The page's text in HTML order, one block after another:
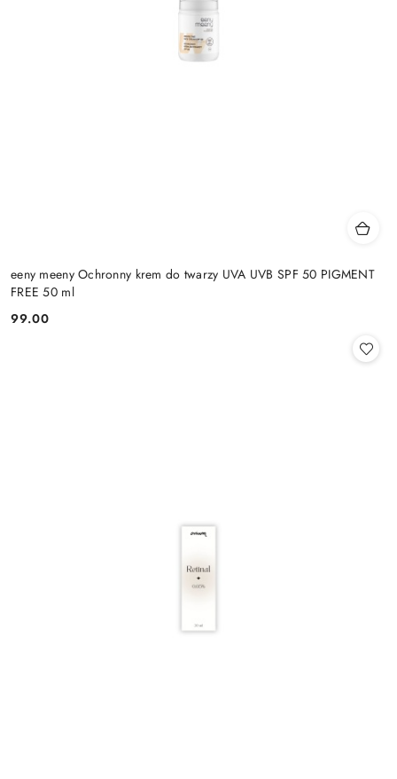
eeny meeny Ochronny krem do twarzy UVA UVB SPF 50 PIGMENT
FREE 50 ml
Cena:
99.00